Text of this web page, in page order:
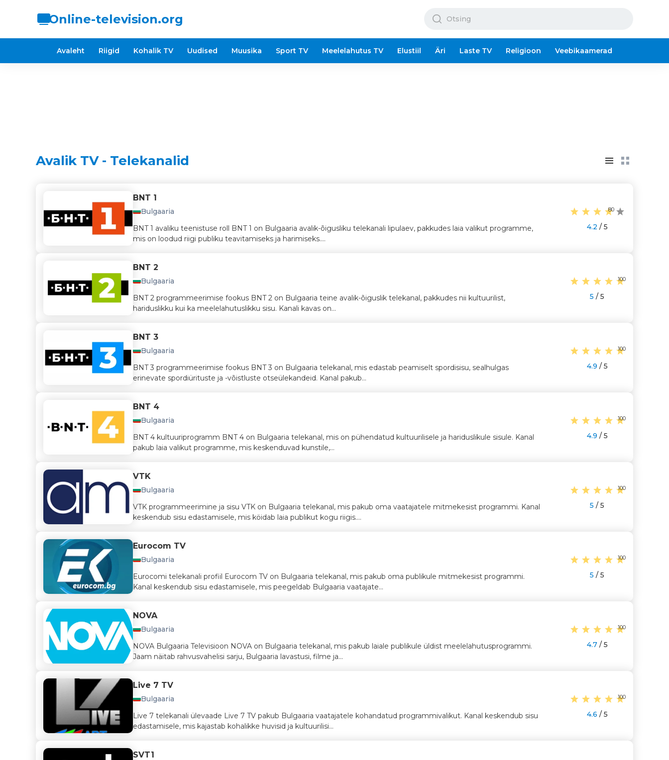
Online-television.org
Avaleht Riigid Kohalik TV Uudised Muusika Sport TV Meelelahutus TV Elustiil Äri Laste TV Religioon Veebikaamerad
Avalik TV - Telekanalid
BNT 1
Bulgaaria
BNT 1 avaliku teenistuse roll BNT 1 on Bulgaaria avalik-õigusliku telekanali lipulaev, pakkudes laia valikut programme,
mis on loodud riigi publiku teavitamiseks ja harimiseks....
80
4.2 / 5
BNT 2
Bulgaaria
BNT 2 programmeerimise fookus BNT 2 on Bulgaaria teine avalik-õiguslik telekanal, pakkudes nii kultuurilist,
hariduslikku kui ka meelelahutuslikku sisu. Kanali kavas on...
100
5 / 5
BNT 3
Bulgaaria
BNT 3 programmeerimise fookus BNT 3 on Bulgaaria telekanal, mis edastab peamiselt spordisisu, sealhulgas
erinevate spordiürituste ja -võistluste otseülekandeid. Kanal pakub...
100
4.9 / 5
BNT 4
Bulgaaria
BNT 4 kultuuriprogramm BNT 4 on Bulgaaria telekanal, mis on pühendatud kultuurilisele ja hariduslikule sisule. Kanal
pakub laia valikut programme, mis keskenduvad kunstile,...
100
4.9 / 5
VTK
Bulgaaria
VTK programmeerimine ja sisu VTK on Bulgaaria telekanal, mis pakub oma vaatajatele mitmekesist programmi. Kanal
keskendub sisu edastamisele, mis köidab laia publikut kogu riigis....
100
5 / 5
Eurocom TV
Bulgaaria
Eurocomi telekanali profiil Eurocom TV on Bulgaaria telekanal, mis pakub oma publikule mitmekesist programmi.
Kanal keskendub sisu edastamisele, mis peegeldab Bulgaaria vaatajate...
100
5 / 5
NOVA
Bulgaaria
NOVA Bulgaaria Televisioon NOVA on Bulgaaria telekanal, mis pakub laiale publikule üldist meelelahutusprogrammi.
Jaam näitab rahvusvahelisi sarju, Bulgaaria lavastusi, filme ja...
100
4.7/ 5
Live 7 TV
Bulgaaria
Live 7 telekanali ülevaade Live 7 TV pakub Bulgaaria vaatajatele kohandatud programmivalikut. Kanal keskendub sisu
edastamisele, mis kajastab kohalikke huvisid ja kultuurilisi...
100
4.6 / 5
SVT1